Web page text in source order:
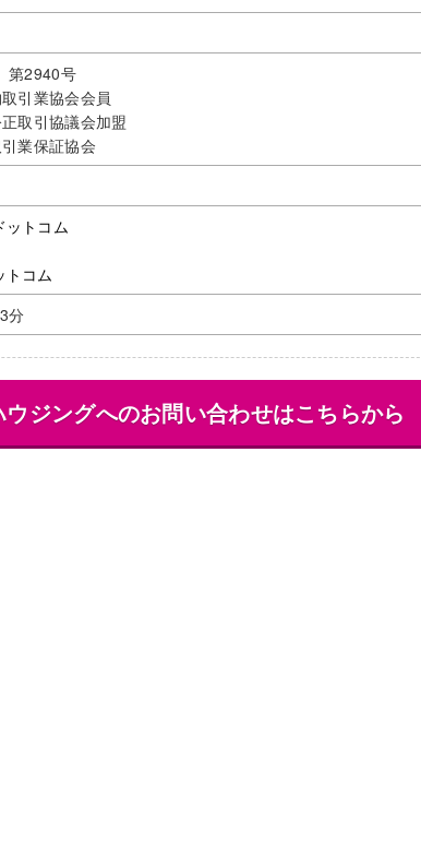
第2940号
引業協会会員
取引協議会加盟
業保証協会
ットコム
トコム
分
ジングへのお問い合わせはこちらから